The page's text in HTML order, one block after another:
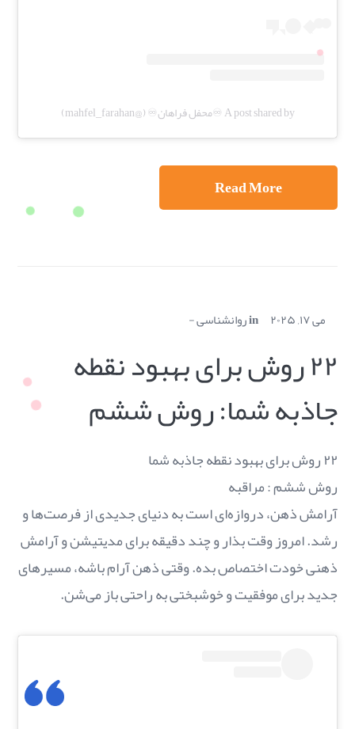
A post shared by ♾️محفل فراهان♾️ (@mahfel_farahan)
Read More
می ۱۷, ۲۰۲۵ inروانشناسی
۲۲ روش برای بهبود نقطه
جاذبه شما: روش ششم
۲۲ روش برای بهبود نقطه جاذبه شما
روش ششم : مراقبه
آرامش ذهن، دروازه‌ای است به دنیای جدیدی از فرصت‌ها و
رشد. امروز وقت بذار و چند دقیقه برای مدیتیشن و آرامش
ذهنی خودت اختصاص بده. وقتی ذهن آرام باشه، مسیرهای
جدید برای موفقیت و خوشبختی به راحتی باز می‌شن.